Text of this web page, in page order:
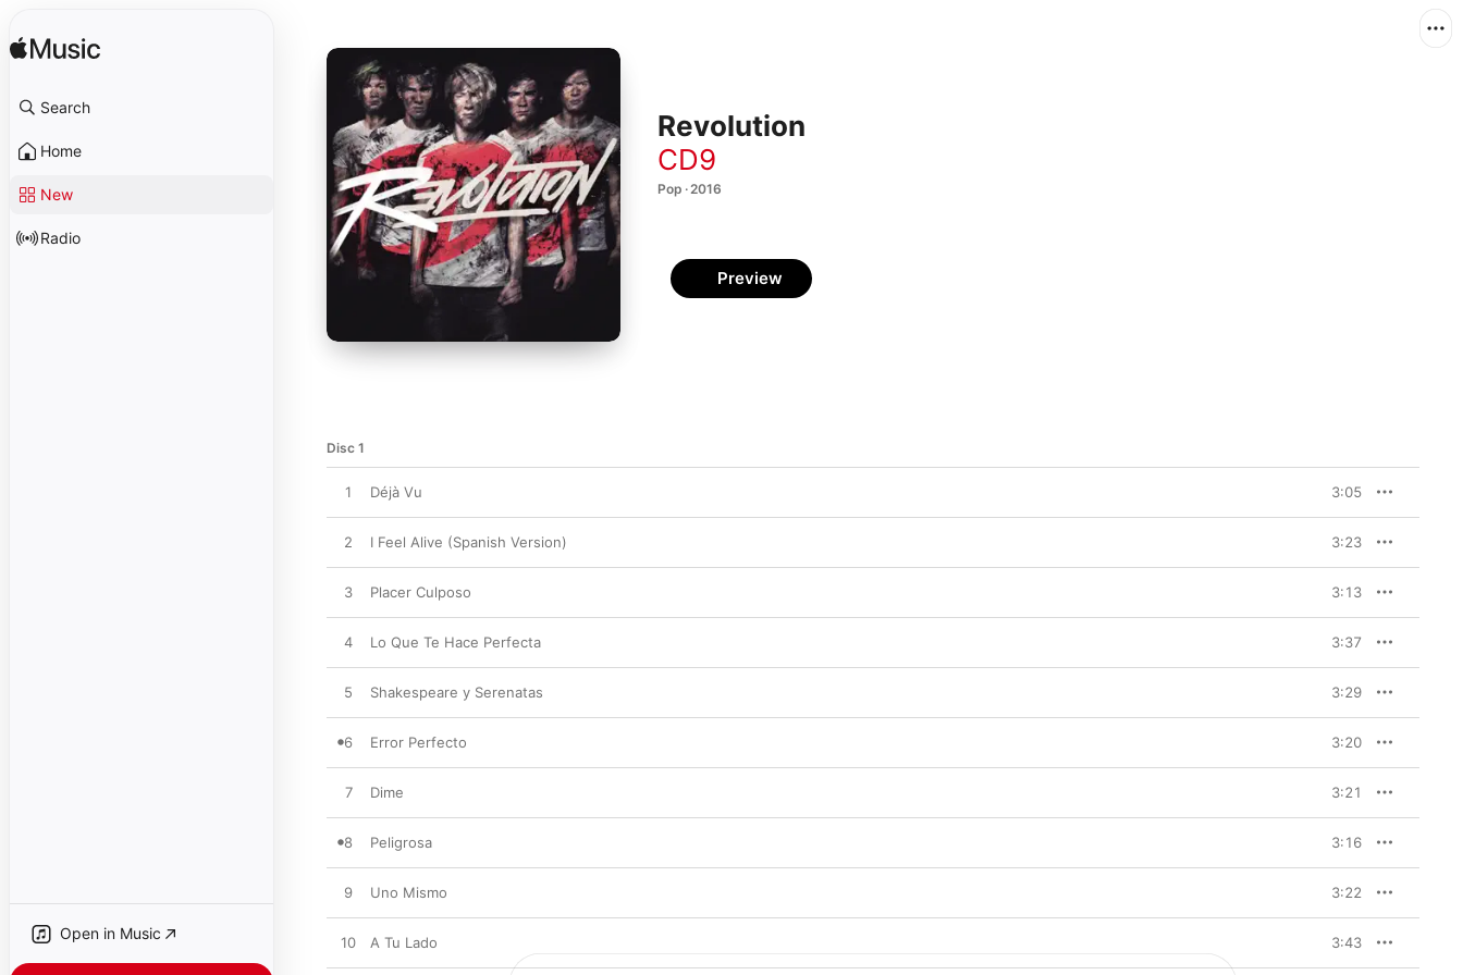
Search
Home
New
Radio
Open in Music
Revolution
CD9
Pop · 2016
Preview
Disc 1
1 Déjà Vu 3:05
2 I Feel Alive (Spanish Version) 3:23
3 Placer Culposo 3:13
4 Lo Que Te Hace Perfecta 3:37
5 Shakespeare y Serenatas 3:29
6 Error Perfecto 3:20
7 Dime 3:21
8 Peligrosa 3:16
9 Uno Mismo 3:22
10 A Tu Lado 3:43